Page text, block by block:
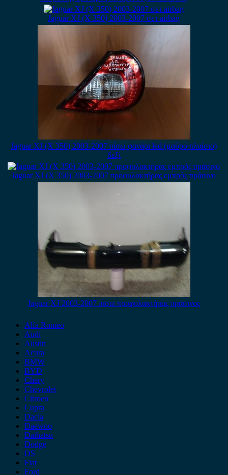
Jaguar XJ (X 350) 2003-2007 σετ airbag
Jaguar XJ (X 350) 2003-2007 πίσω φανάρι led (μαύρο πλαίσιο)
δεξί
Jaguar XJ (X 350) 2003-2007 προφυλακτήρας εμπρός πράσινο
Jaguar XJ 2003-2007 πίσω προφυλακτήρας πράσινος
Alfa Romeo
Audi
Austin
Acura
BMW
BYD
Chery
Chevrolet
Citroen
Cupra
Dacia
Daewoo
Daihatsu
Dodge
DS
Fiat
Ford